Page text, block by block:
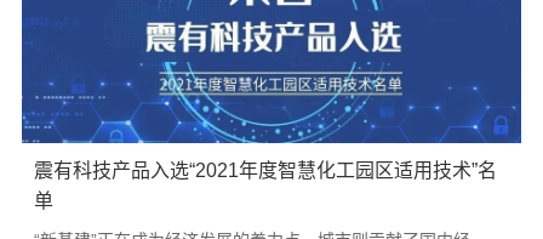
震有科技产品入选“2021年度智慧化工园区适用技术”名
单